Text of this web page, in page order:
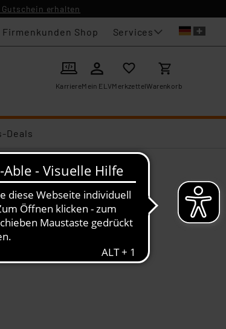
erhalten
Firmenkunden Shop Services
KarriereMein ELVMerkzettelWarenkorb
Deals